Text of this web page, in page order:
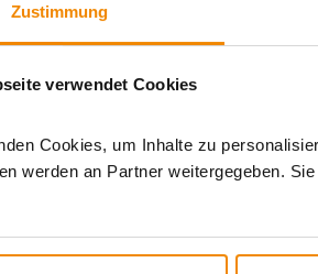
Zustimmung
verwendet Cookies
Cookies, um Inhalte zu
werden an Partner weitergegeben.
Klitzsch beschäftigt sich bereits seit
Für jedes Problem gibt es eine